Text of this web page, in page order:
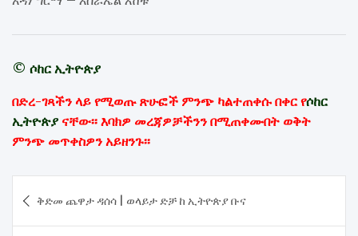
© ሶከር ኢትዮጵያ
በድረ-ገጻችን ላይ የሚወጡ ጽሁፎች ምንጭ ካልተጠቀሱ በቀር የሶከር
ኢትዮጵያ ናቸው፡፡ እባክዎ መረጃዎቻችንን በሚጠቀሙበት ወቅት
ምንጭ መጥቀስዎን አይዘንጉ፡፡
navigation
ቅድመ ጨዋታ ዳሰሳ | ወላይታ ድቻ ከ ኢትዮጵያ ቡና